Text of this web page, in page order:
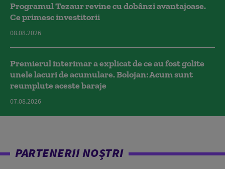
Programul Tezaur revine cu dobânzi avantajoase.
Ce primesc investitorii
08.08.2026
Premierul interimar a explicat de ce au fost golite
unele lacuri de acumulare. Bolojan: Acum sunt
reumplute aceste baraje
07.08.2026
PARTENERII NOȘTRI